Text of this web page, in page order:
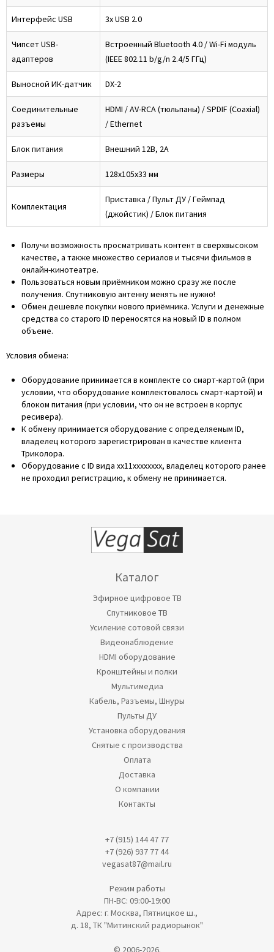
Интерфейс USB 3x USB 2.0
Чипсет USB-
адаптеров
Встроенный Bluetooth 4.0 / Wi-Fi модуль
(IEEE 802.11 b/g/n 2.4/5 ГГц)
Выносной ИК-датчик DX-2
Соединительные
разъемы
HDMI / AV-RCA (тюльпаны) / SPDIF (Coaxial)
/ Ethernet
Блок питания Внешний 12В, 2А
Размеры 128x105x33 мм
Комплектация
Приставка / Пульт ДУ / Геймпад
(джойстик) / Блок питания
Получи возможность просматривать контент в сверхвысоком
качестве, а также множество сериалов и тысячи фильмов в
онлайн-кинотеатре.
Пользоваться новым приёмником можно сразу же после
получения. Спутниковую антенну менять не нужно!
Обмен дешевле покупки нового приёмника. Услуги и денежные
средства со старого ID переносятся на новый ID в полном
объеме.
Условия обмена:
Оборудование принимается в комплекте со смарт-картой (при
условии, что оборудование комплектовалось смарт-картой) и
блоком питания (при условии, что он не встроен в корпус
ресивера).
К обмену принимается оборудование с определяемым ID,
владелец которого зарегистрирован в качестве клиента
Триколора.
Оборудование с ID вида хх11хххххххх, владелец которого ранее
не проходил регистрацию, к обмену не принимается.
Каталог
Эфирное цифровое ТВ
Спутниковое ТВ
Усиление сотовой связи
Видеонаблюдение
HDMI оборудование
Кронштейны и полки
Мультимедиа
Кабель, Разъемы, Шнуры
Пульты ДУ
Установка оборудования
Снятые с производства
Оплата
Доставка
О компании
Контакты
+7 (915) 144 47 77
+7 (926) 937 77 44
vegasat87@mail.ru
Режим работы
ПН-ВС: 09:00-19:00
Адрес: г. Москва, Пятницкое ш.,
д. 18, ТК "Митинский радиорынок"
© 2006-2026.